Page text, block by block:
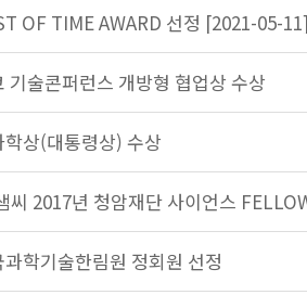
OF TIME AWARD 선정 [2021-05-11]
술콘퍼런스 개방형 협업상 수상
상(대통령상) 수상
씨 2017년 청암재단 사이언스
학기술한림원 정회원 선정